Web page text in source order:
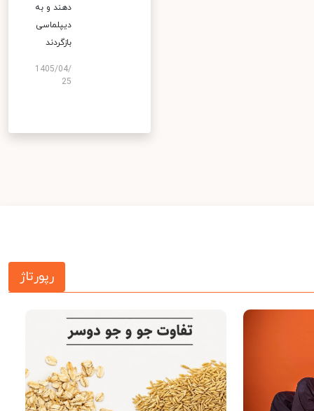
دهند و به
دیپلماسی
بازگردند
1405/04/
25
رپورتاژ